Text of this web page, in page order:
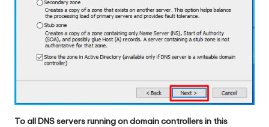
To all DNS servers running on domain controllers in this